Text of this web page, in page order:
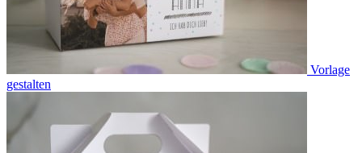
Vorlage
gestalten